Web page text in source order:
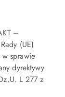
–
(UE)
sprawie
dyrektywy
L 277 z